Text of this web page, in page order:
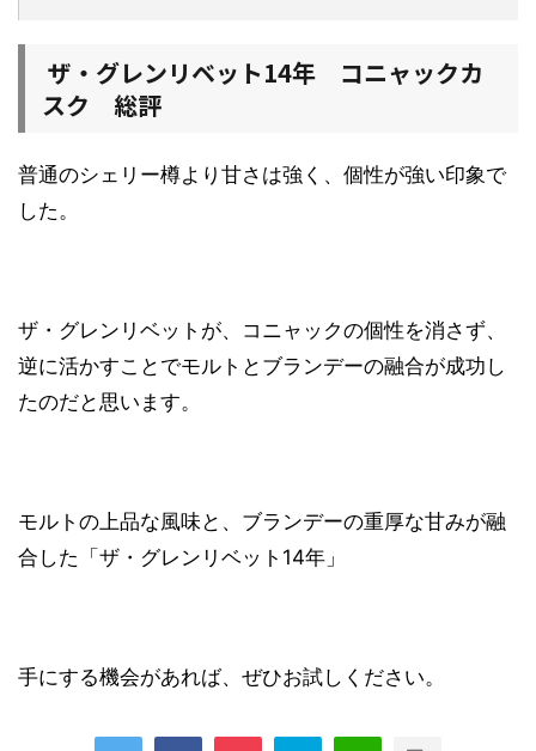
ザ・グレンリベット14年 コニャックカ
スク 総評
普通のシェリー樽より甘さは強く、個性が強い印象で
した。
ザ・グレンリベットが、コニャックの個性を消さず、
逆に活かすことでモルトとブランデーの融合が成功し
たのだと思います。
モルトの上品な風味と、ブランデーの重厚な甘みが融
合した「ザ・グレンリベット14年」
手にする機会があれば、ぜひお試しください。